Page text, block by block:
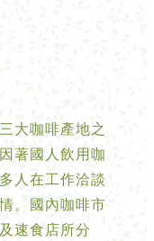
大咖啡產地之
著國人飲用咖
人在工作洽談
。國內咖啡市
速食店所分